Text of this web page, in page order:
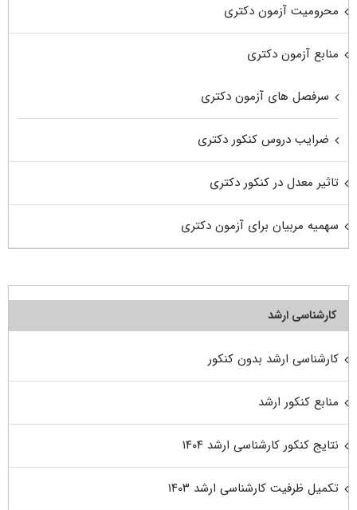
محرومیت آزمون دکتری
منابع آزمون دکتری
سرفصل های آزمون دکتری
ضرایب دروس کنکور دکتری
تاثیر معدل در کنکور دکتری
سهمیه مربیان برای آزمون دکتری
کارشناسی ارشد
کارشناسی ارشد بدون کنکور
منابع کنکور ارشد
نتایج کنکور کارشناسی ارشد ۱۴۰۴
تکمیل ظرفیت کارشناسی ارشد ۱۴۰۳